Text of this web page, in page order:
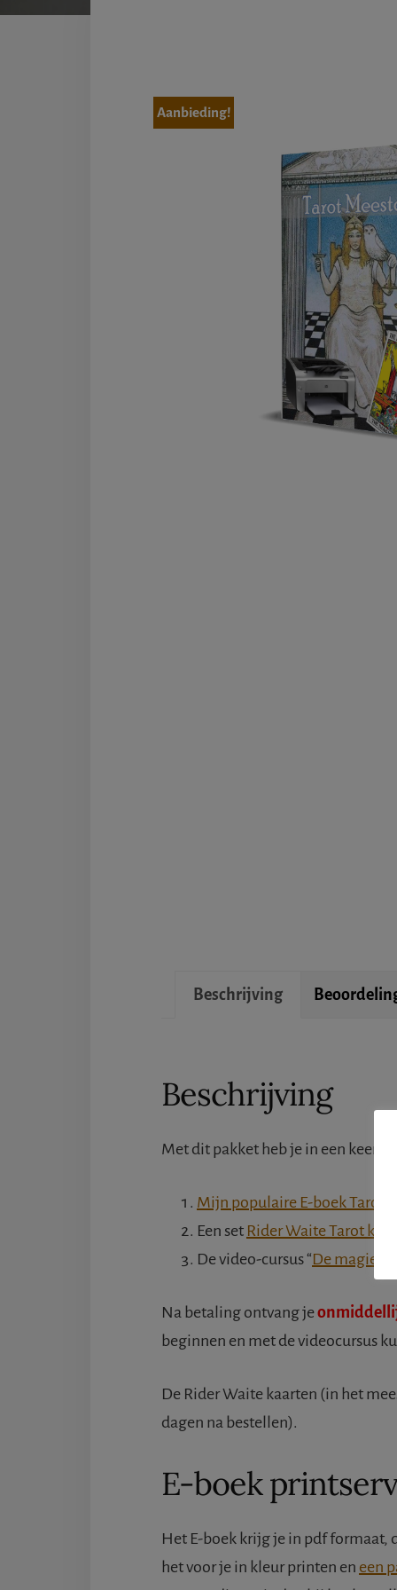
Aanbieding!
Beschrijving
Beschrijving
Met dit pakket heb je in een keer
Mijn populaire E-boek Tarot
Een set Rider Waite Tarot
De video-cursus “De magie
Na betaling ontvang je
beginnen en met de videocursus
De Rider Waite kaarten (in het
dagen na bestellen).
E-boek
Het E-boek krijg je in pdf formaat,
het voor je in kleur printen en een